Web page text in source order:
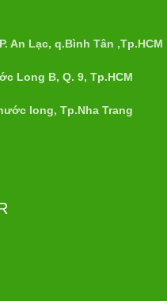
An Lạc, q.Bình Tân ,Tp.HCM
Long B, Q. 9, Tp.HCM
long, Tp.Nha Trang